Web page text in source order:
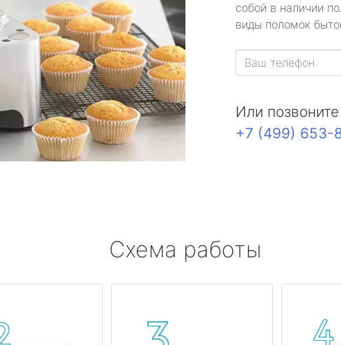
собой в наличии
виды поломок
Или
+7 (499) 653-
Схема работы